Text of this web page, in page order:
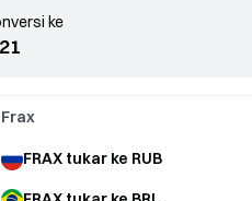
ke
Frax
FRAX tukar ke RUB